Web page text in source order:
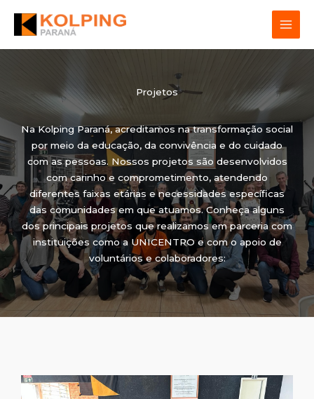
Projetos
Na Kolping Paraná, acreditamos na transformação social
por meio da educação, da convivência e do cuidado
com as pessoas. Nossos projetos são desenvolvidos
com carinho e comprometimento, atendendo
diferentes faixas etárias e necessidades específicas
das comunidades em que atuamos. Conheça alguns
dos principais projetos que realizamos em parceria com
instituições como a UNICENTRO e com o apoio de
voluntários e colaboradores: